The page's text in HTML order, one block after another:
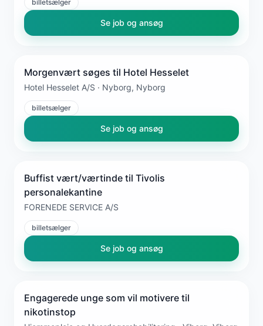
billetsælger
Se job og ansøg
Morgenvært søges til Hotel Hesselet
Hotel Hesselet A/S · Nyborg, Nyborg
billetsælger
Se job og ansøg
Buffist vært/værtinde til Tivolis
personalekantine
FORENEDE SERVICE A/S
billetsælger
Se job og ansøg
Engagerede unge som vil motivere til
nikotinstop